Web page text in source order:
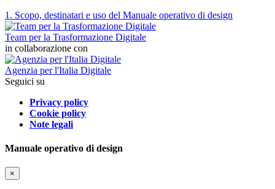
1. Scopo, destinatari e uso del Manuale operativo di design
Team per la Trasformazione Digitale
in collaborazione con
Agenzia per l'Italia Digitale
Seguici su
Privacy policy
Cookie policy
Note legali
Manuale operativo di design
×